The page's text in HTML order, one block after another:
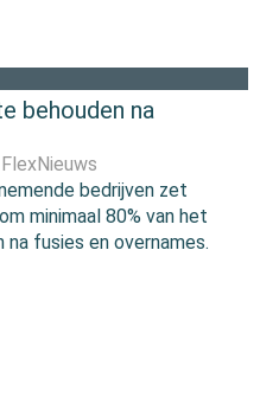
behouden na
bedrijven zet
minimaal 80% van het
fusies en overnames.